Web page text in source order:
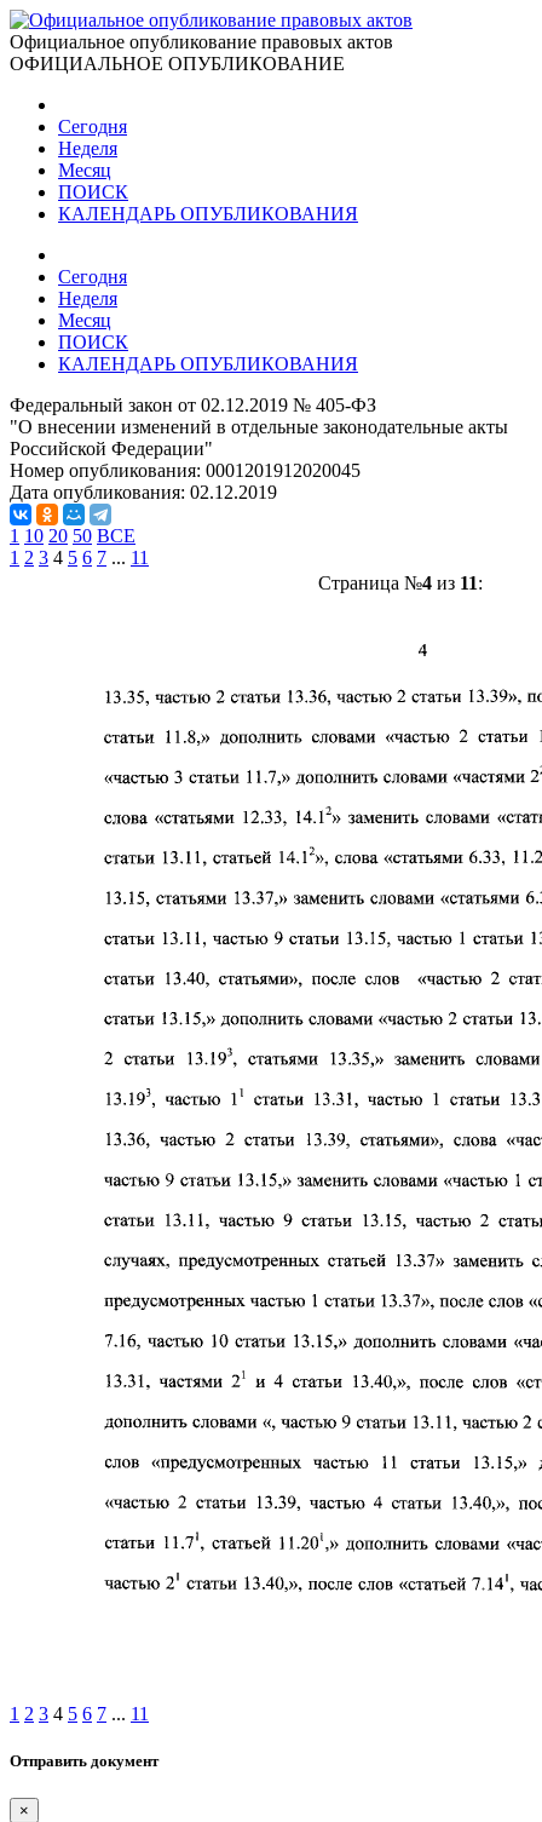
Официальное опубликование правовых актов
ОФИЦИАЛЬНОЕ ОПУБЛИКОВАНИЕ
Сегодня
Неделя
Месяц
ПОИСК
КАЛЕНДАРЬ ОПУБЛИКОВАНИЯ
Сегодня
Неделя
Месяц
ПОИСК
КАЛЕНДАРЬ ОПУБЛИКОВАНИЯ
Федеральный закон от 02.12.2019 № 405-ФЗ
"О внесении изменений в отдельные законодательные акты
Российской Федерации"
Номер опубликования: 0001201912020045
Дата опубликования: 02.12.2019
1 10 20 50 ВСЕ
1 2 3 4 5 6 7 ... 11
Страница №4 из 11:
1 2 3 4 5 6 7 ... 11
Отправить документ
×